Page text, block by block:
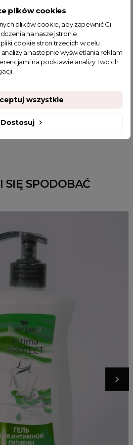
ja
SIĘ SPODOBAĆ
plików cookies
plików cookie, aby zapewnić Ci
na naszej stronie .
cookie stron trzecich w celu
analizy a nastepnie wyświetlania reklam
na podstawie analizy Twoich
Dostosuj
wszystkie